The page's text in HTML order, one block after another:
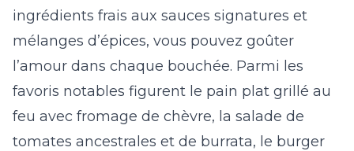
ingrédients frais aux sauces signatures et
mélanges d’épices, vous pouvez goûter
l’amour dans chaque bouchée. Parmi les
favoris notables figurent le pain plat grillé au
feu avec fromage de chèvre, la salade de
tomates ancestrales et de burrata, le burger